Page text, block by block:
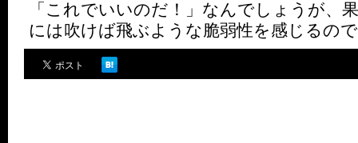
「これでいいのだ！」なんでしょうが、
には吹けば飛ぶような脆弱性を感じるの